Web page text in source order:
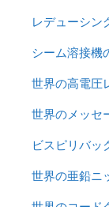
レデューシ
シーム溶接
世界の高電圧
世界のメッセ
ビスピリバ
世界の亜鉛ニ